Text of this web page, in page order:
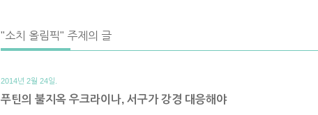
"소치 올림픽" 주제의 글
2014년 2월 24일.
푸틴의 불지옥 우크라이나, 서구가 강경 대응해야